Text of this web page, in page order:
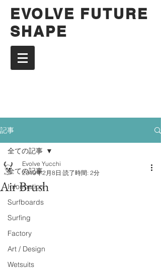
EVOLVE FUTURE
SHAPE
記事
全ての記事
Information
Surfboards
Surfing
Factory
Art / Design
Wetsuits
全ての記事
Air Brush
Evolve Yucchi
2019年2月8日 読了時間: 2分